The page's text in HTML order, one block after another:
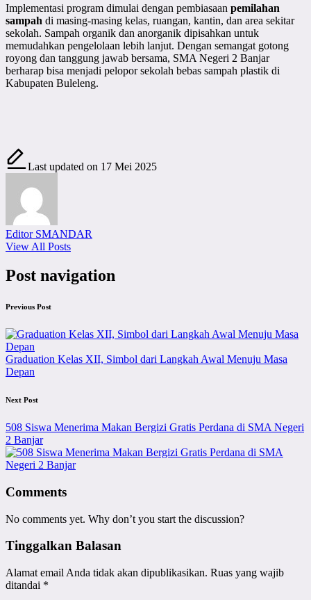
Implementasi program dimulai dengan pembiasaan pemilahan
sampah di masing-masing kelas, ruangan, kantin, dan area sekitar
sekolah. Sampah organik dan anorganik dipisahkan untuk
memudahkan pengelolaan lebih lanjut. Dengan semangat gotong
royong dan tanggung jawab bersama, SMA Negeri 2 Banjar
berharap bisa menjadi pelopor sekolah bebas sampah plastik di
Kabupaten Buleleng.
Last updated on 17 Mei 2025
Editor SMANDAR
View All Posts
Post navigation
Previous Post
Graduation Kelas XII, Simbol dari Langkah Awal Menuju Masa
Depan
Next Post
508 Siswa Menerima Makan Bergizi Gratis Perdana di SMA Negeri
2 Banjar
Comments
No comments yet. Why don’t you start the discussion?
Tinggalkan Balasan
Alamat email Anda tidak akan dipublikasikan. Ruas yang wajib
ditandai *